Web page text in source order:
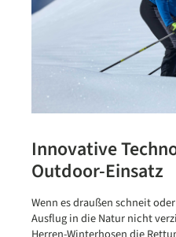
Innovative
Outdoor-Einsatz
Wenn es draußen schneit
Ausflug in die Natur nicht